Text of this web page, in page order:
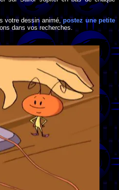
votre dessin animé,postez une petite
dans vos recherches.